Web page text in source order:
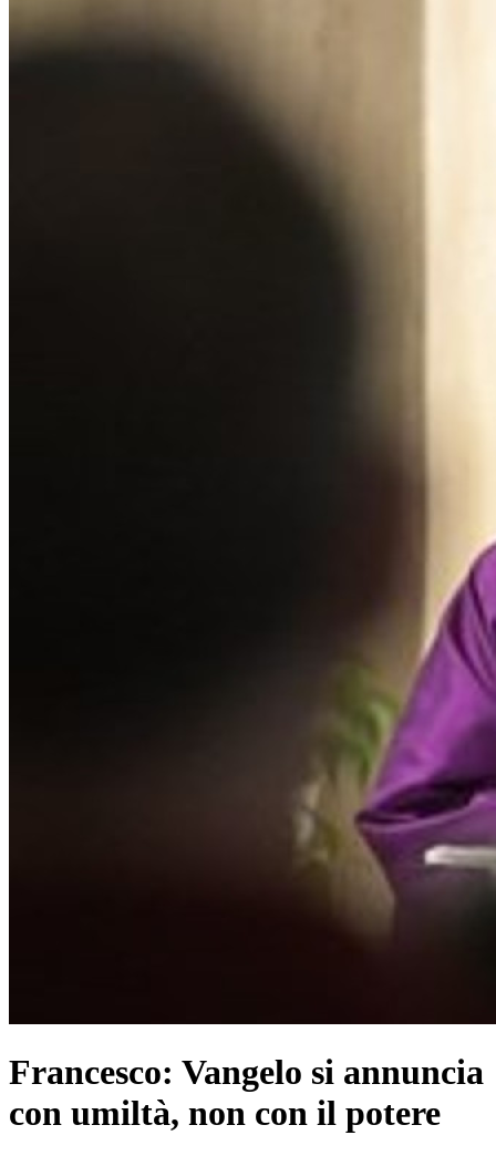
Francesco: Vangelo si annuncia
con umiltà, non con il potere